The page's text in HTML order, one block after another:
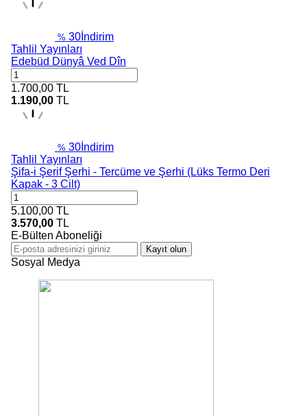
% 30 İndirim
Tahlil Yayınları
Edebüd Dünyâ Ved Dîn
1.700,00 TL
1.190,00 TL
% 30 İndirim
Tahlil Yayınları
Şifa-i Şerif Şerhi - Tercüme ve Şerhi (Lüks Termo Deri
Kapak - 3 Cilt)
5.100,00 TL
3.570,00 TL
E-Bülten Aboneliği
Kayıt olun
Sosyal Medya